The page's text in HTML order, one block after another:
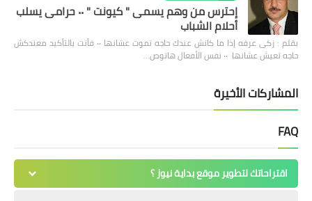
إحترس من وهم يسمى " كيونت " ٠٠ حرامى يسلب
أحلام الشباب
بقلم : زكى عرفه ‎إذا ما كانش عندك حاجه تموت عشانها ٠٠ فأنت بالتأكيد معندكش
حاجه تعيش عشانها ٠٠ نفس الأفعال هاتوص…
المشاركات الأخيرة
FAQ
اقتراحاتك لتطوير موقع بداية نيوز ؟